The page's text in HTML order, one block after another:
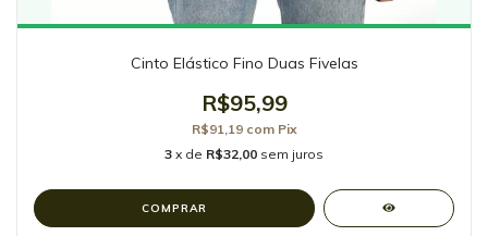
Cinto Elástico Fino Duas Fivelas
R$95,99
R$91,19 com Pix
3 x de R$32,00 sem juros
COMPRAR